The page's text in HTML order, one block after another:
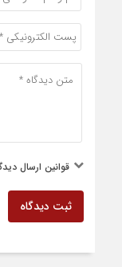
قوانین ارسال
ثبت دیدگاه